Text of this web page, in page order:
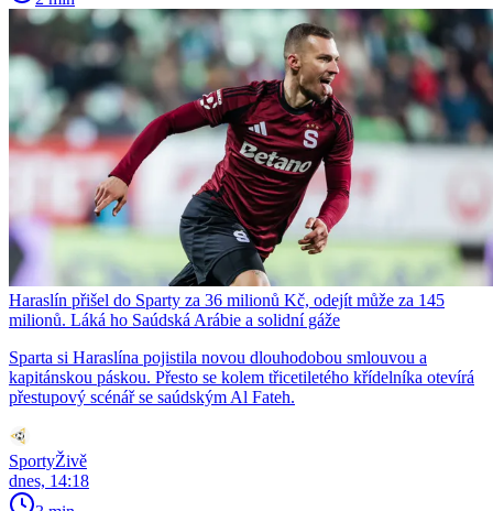
Haraslín přišel do Sparty za 36 milionů Kč, odejít může za 145
milionů. Láká ho Saúdská Arábie a solidní gáže
Sparta si Haraslína pojistila novou dlouhodobou smlouvou a
kapitánskou páskou. Přesto se kolem třicetiletého křídelníka otevírá
přestupový scénář se saúdským Al Fateh.
SportyŽivě
dnes, 14:18